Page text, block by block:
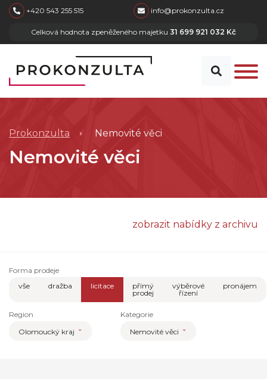
skip to main content
+420 543 255 515 info@prokonzulta.cz
Celková hodnota zpeněženého majetku 31 699 921 032 Kč
Prokonzulta Nemovité věci
Nemovité věci
zobrazit nabídky z archivu
Forma prodeje
vše
dražba licitace
přímý
prodej
výběrové
řízení
pronájem
Region
Olomoucký kraj
Kategorie
Nemovité věci